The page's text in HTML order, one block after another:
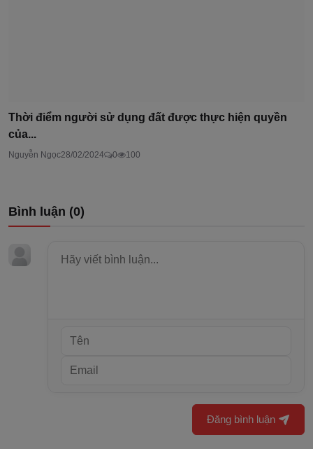
Thời điểm người sử dụng đất được thực hiện quyền
của...
Nguyễn Ngọc28/02/2024 0 100
Bình luận (0)
Đăng bình luận